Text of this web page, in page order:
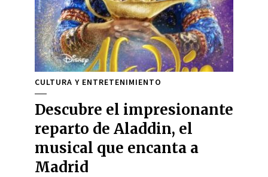
CULTURA Y ENTRETENIMIENTO
Descubre el impresionante
reparto de Aladdin, el
musical que encanta a
Madrid